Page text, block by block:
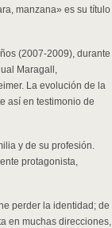
manzana» es su título
(2007-2009), durante
Maragall,
La evolución de la
así en testimonio de
y de su profesión.
protagonista,
perder la identidad; de
en muchas direcciones,